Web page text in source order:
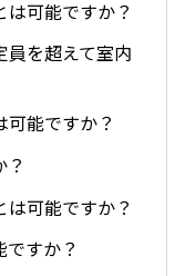
可能ですか？
員を超えて室内
能ですか？
可能ですか？
すか？